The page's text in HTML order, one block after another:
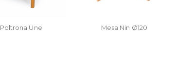
Poltrona Une Mesa Nin Ø120